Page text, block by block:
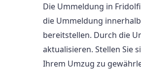
Die Ummeldung in
die Ummeldung
bereitstellen. Durch die
aktualisieren. Stellen Sie
Ihrem Umzug zu